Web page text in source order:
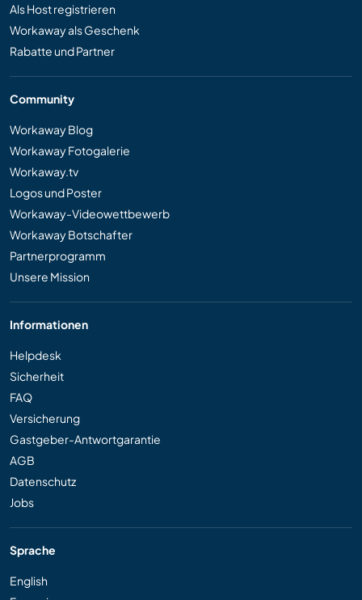
Als Host registrieren
Workaway als Geschenk
Rabatte und Partner
Community
Workaway Blog
Workaway Fotogalerie
Workaway.tv
Logos und Poster
Workaway-Videowettbewerb
Workaway Botschafter
Partnerprogramm
Unsere Mission
Informationen
Helpdesk
Sicherheit
FAQ
Versicherung
Gastgeber-Antwortgarantie
AGB
Datenschutz
Jobs
Sprache
English